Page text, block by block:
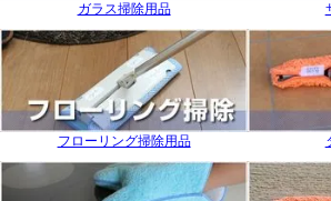
プロが行う窓ガラス掃除を、ご家庭で
さい！
ーーーーーーーーーーーーーーーーー
ーーーーーーーーーーーーーーーーー
年末年始の休業期間と配送日程のお
ガラス掃除用品
フローリング掃除用品